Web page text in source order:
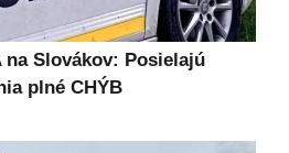
na Slovákov: Posielajú
plné CHÝB